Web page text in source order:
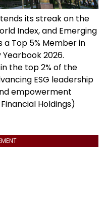
its streak on the
Index, and Emerging
a Top 5% Member in
2026.
the top 2% of the
ESG leadership
empowerment
Holdings)